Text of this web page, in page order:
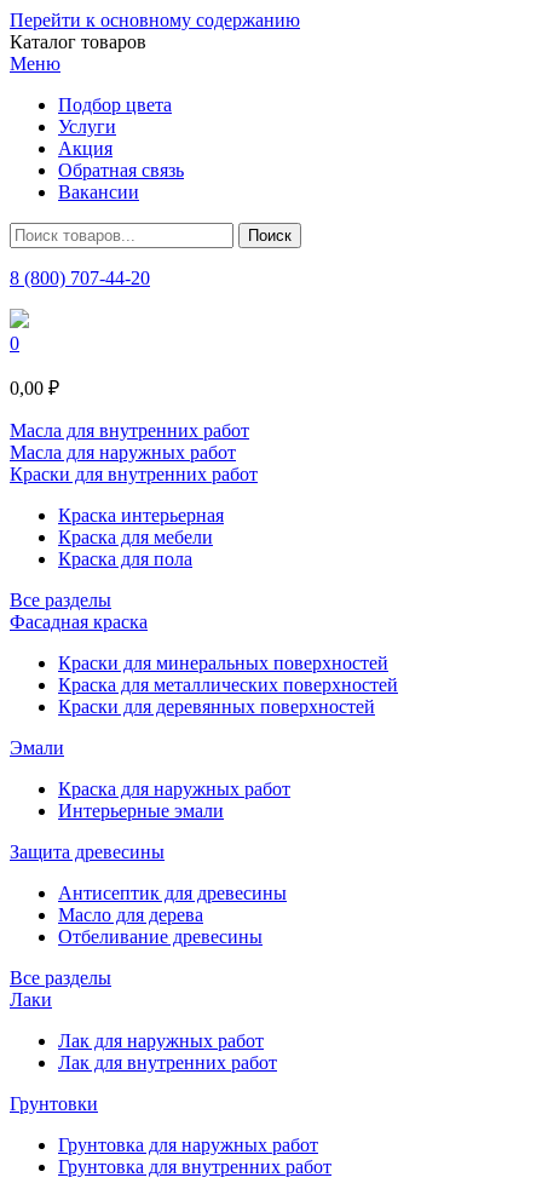
Перейти к основному содержанию
Каталог товаров
Меню
Подбор цвета
Услуги
Акция
Обратная связь
Вакансии
8 (800) 707-44-20
0
0,00 ₽
Масла для внутренних работ
Масла для наружных работ
Краски для внутренних работ
Краска интерьерная
Краска для мебели
Краска для пола
Все разделы
Фасадная краска
Краски для минеральных поверхностей
Краска для металлических поверхностей
Краски для деревянных поверхностей
Эмали
Краска для наружных работ
Интерьерные эмали
Защита древесины
Антисептик для древесины
Масло для дерева
Отбеливание древесины
Все разделы
Лаки
Лак для наружных работ
Лак для внутренних работ
Грунтовки
Грунтовка для наружных работ
Грунтовка для внутренних работ